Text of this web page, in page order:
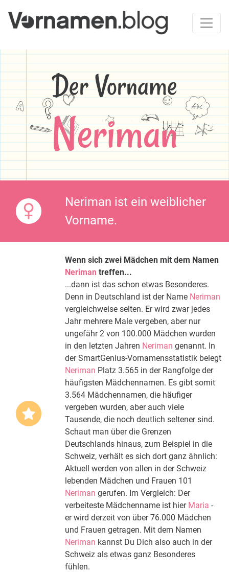
Der Vorname
Neriman
Neriman ist ein weiblicher
Vorname.
Wenn sich zwei Mädchen mit dem Namen
Neriman treffen...
...dann ist das schon etwas Besonderes.
Denn in Deutschland ist der Name Neriman
vergleichweise selten. Er wird zwar jedes
Jahr mehrere Male vergeben, aber nur
ungefähr 2 von 100.000 Mädchen wurden
in den letzten Jahren Neriman genannt. In
der SmartGenius-Vornamensstatistik belegt
Neriman Platz 3.565 in der Rangfolge der
häufigsten Mädchennamen. Es gibt somit
3.564 Mädchennamen, die häufiger
vergeben wurden, aber auch viele
Tausende, die noch deutlich seltener sind.
Schaut man über die Grenzen
Deutschlands hinaus, zum Beispiel in die
Schweiz, verhält es sich dort ganz ähnlich:
Aktuell werden von allen in der Schweiz
lebenden Mädchen und Frauen 101
Neriman gerufen. Im Vergleich: Der
verbeiteste Mädchenname ist hier Maria -
er wird derzeit von über 76.000 Mädchen
und Frauen getragen. Mit dem Namen
Neriman kannst Du Dich also auch in der
Schweiz als etwas ganz Besonderes
fühlen.